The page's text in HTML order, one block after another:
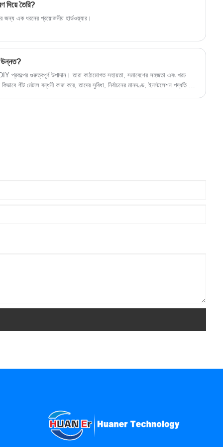
দিয়ে তৈরি?
জন্য এক ধরনের প্রয়োজনীয় হার্ডওয়্যার।
উন্নত?
প্রকল্পের গুরুত্বপূর্ণ উপাদান। তারা কাঠামোগত সহায়তা, সমাবেশের সহজতা এবং খরচ
শীট মেটাল বন্ধনী কাজ করে, তাদের সুবিধা, নির্বাচনের মানদণ্ড, ইনস্টলেশন পদ্ধতি এবং